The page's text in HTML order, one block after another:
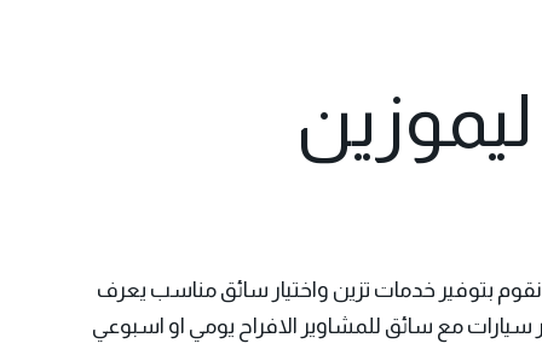
بتوفير خدمات تزين واختيار سائق مناسب يعرف
مع سائق للمشاوير الافراح يومي او اسبوعي